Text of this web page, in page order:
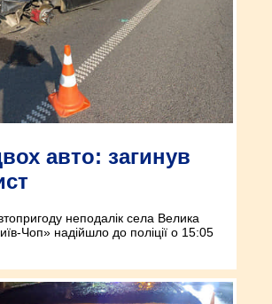
авто: загинув
неподалік села Велика
Чоп» надійшло до поліції о 15:05